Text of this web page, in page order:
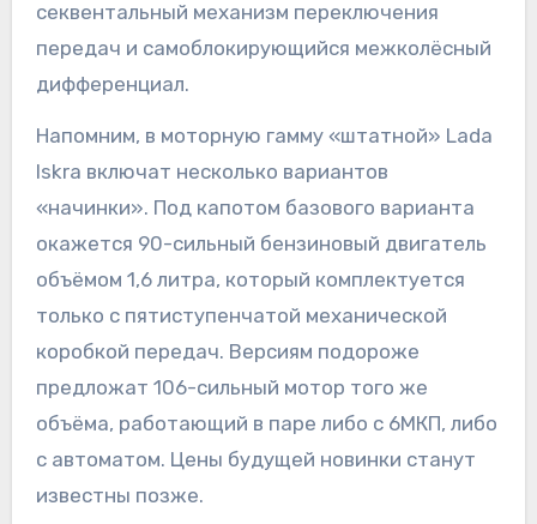
секвентальный механизм переключения
передач и самоблокирующийся межколёсный
дифференциал.
Напомним, в моторную гамму «штатной» Lada
Iskra включат несколько вариантов
«начинки». Под капотом базового варианта
окажется 90-сильный бензиновый двигатель
объёмом 1,6 литра, который комплектуется
только с пятиступенчатой механической
коробкой передач. Версиям подороже
предложат 106-сильный мотор того же
объёма, работающий в паре либо с 6МКП, либо
с автоматом. Цены будущей новинки станут
известны позже.